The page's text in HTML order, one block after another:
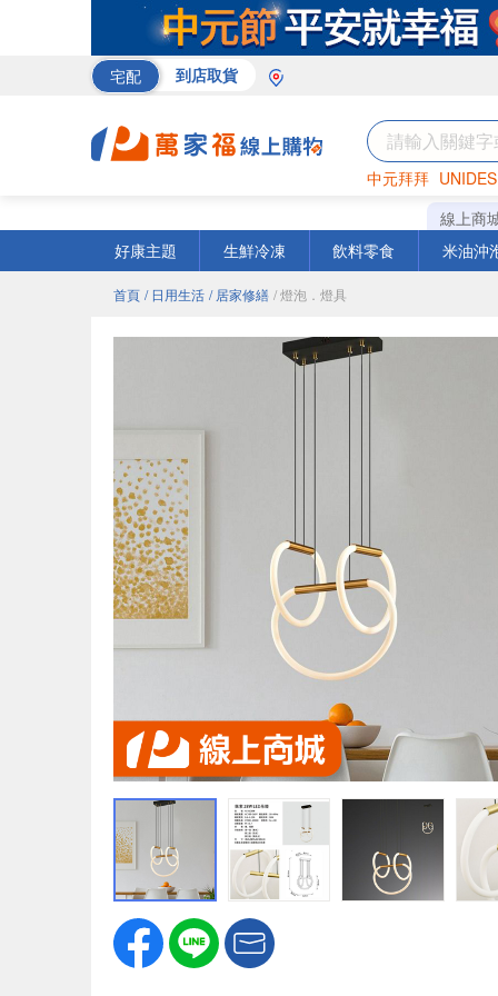
宅配 到店取貨
中元拜拜
罐頭 咖啡
線上商
好康主題
生鮮冷凍 飲料零食 米油沖
首頁 / 日用生活 / 居家修繕 / 燈泡．燈具